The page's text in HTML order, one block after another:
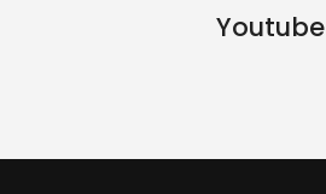
Youtube